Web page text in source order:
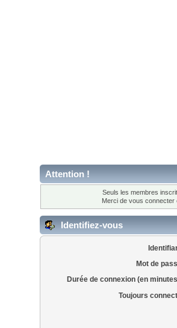
Attention !
Seuls les membres
Merci de vous
Identifiez-vous
Mot de
Durée de connexion (en
Toujours